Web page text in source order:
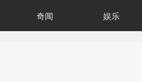
奇闻 娱乐